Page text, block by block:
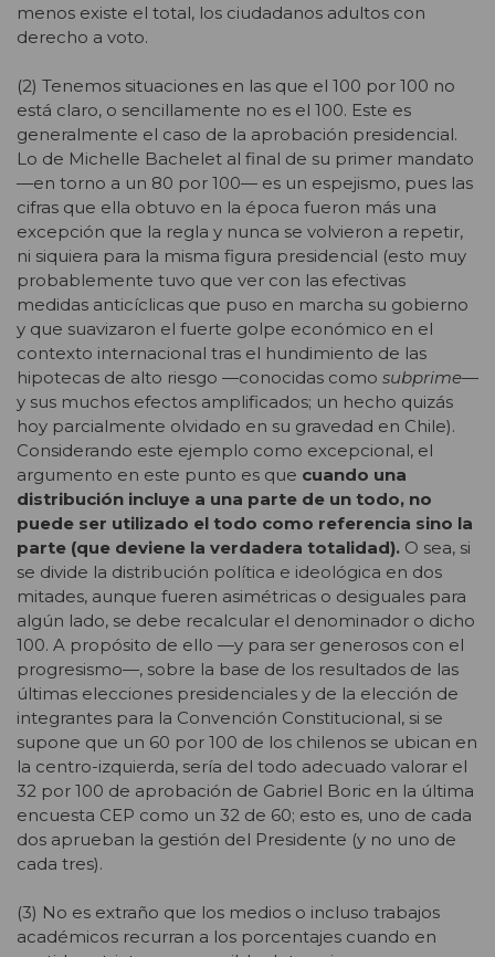
menos existe el total, los ciudadanos adultos con
derecho a voto.
(2) Tenemos situaciones en las que el 100 por 100 no
está claro, o sencillamente no es el 100. Este es
generalmente el caso de la aprobación presidencial.
Lo de Michelle Bachelet al final de su primer mandato
—en torno a un 80 por 100— es un espejismo, pues las
cifras que ella obtuvo en la época fueron más una
excepción que la regla y nunca se volvieron a repetir,
ni siquiera para la misma figura presidencial (esto muy
probablemente tuvo que ver con las efectivas
medidas anticíclicas que puso en marcha su gobierno
y que suavizaron el fuerte golpe económico en el
contexto internacional tras el hundimiento de las
hipotecas de alto riesgo —conocidas como subprime—
y sus muchos efectos amplificados; un hecho quizás
hoy parcialmente olvidado en su gravedad en Chile).
Considerando este ejemplo como excepcional, el
argumento en este punto es que cuando una
distribución incluye a una parte de un todo, no
puede ser utilizado el todo como referencia sino la
parte (que deviene la verdadera totalidad). O sea, si
se divide la distribución política e ideológica en dos
mitades, aunque fueren asimétricas o desiguales para
algún lado, se debe recalcular el denominador o dicho
100. A propósito de ello —y para ser generosos con el
progresismo—, sobre la base de los resultados de las
últimas elecciones presidenciales y de la elección de
integrantes para la Convención Constitucional, si se
supone que un 60 por 100 de los chilenos se ubican en
la centro-izquierda, sería del todo adecuado valorar el
32 por 100 de aprobación de Gabriel Boric en la última
encuesta CEP como un 32 de 60; esto es, uno de cada
dos aprueban la gestión del Presidente (y no uno de
cada tres).
(3) No es extraño que los medios o incluso trabajos
académicos recurran a los porcentajes cuando en